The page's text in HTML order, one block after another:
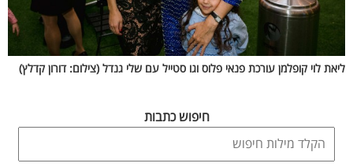
ליאת לוי קופלמן עורכת פנאי פלוס וגו סטייל עם שלי גנדל (צילום: דורון קדלץ)
חיפוש כתבות